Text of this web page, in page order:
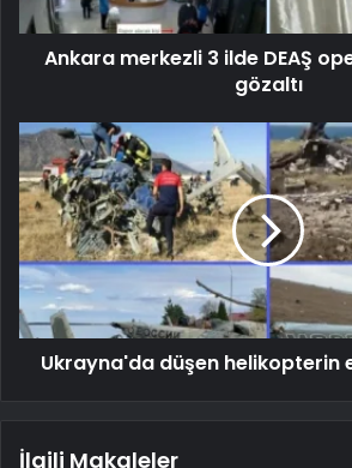
Ankara merkezli 3 ilde DEAŞ
gözaltı
Ukrayna'da düşen helikopterin
İlgili Makaleler